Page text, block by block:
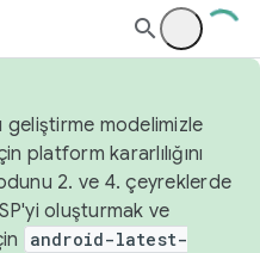
geliştirme modelimizle
platform kararlılığını
2. ve 4. çeyreklerde
oluşturmak ve
android-latest-